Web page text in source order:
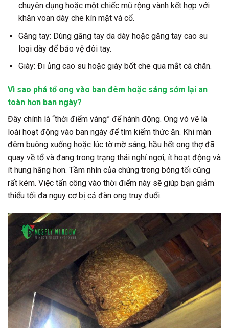
chuyên dụng hoặc một chiếc mũ rộng vành kết hợp với
khăn voan dày che kín mặt và cổ.
Găng tay: Dùng găng tay da dày hoặc găng tay cao su
loại dày để bảo vệ đôi tay.
Giày: Đi ủng cao su hoặc giày bốt che qua mắt cá chân.
Vì sao phá tổ ong vào ban đêm hoặc sáng sớm lại an
toàn hơn ban ngày?
Đây chính là “thời điểm vàng” để hành động. Ong vò vẽ là
loài hoạt động vào ban ngày để tìm kiếm thức ăn. Khi màn
đêm buông xuống hoặc lúc tờ mờ sáng, hầu hết ong thợ đã
quay về tổ và đang trong trạng thái nghỉ ngơi, ít hoạt động và
ít hung hăng hơn. Tầm nhìn của chúng trong bóng tối cũng
rất kém. Việc tấn công vào thời điểm này sẽ giúp bạn giảm
thiểu tối đa nguy cơ bị cả đàn ong truy đuổi.